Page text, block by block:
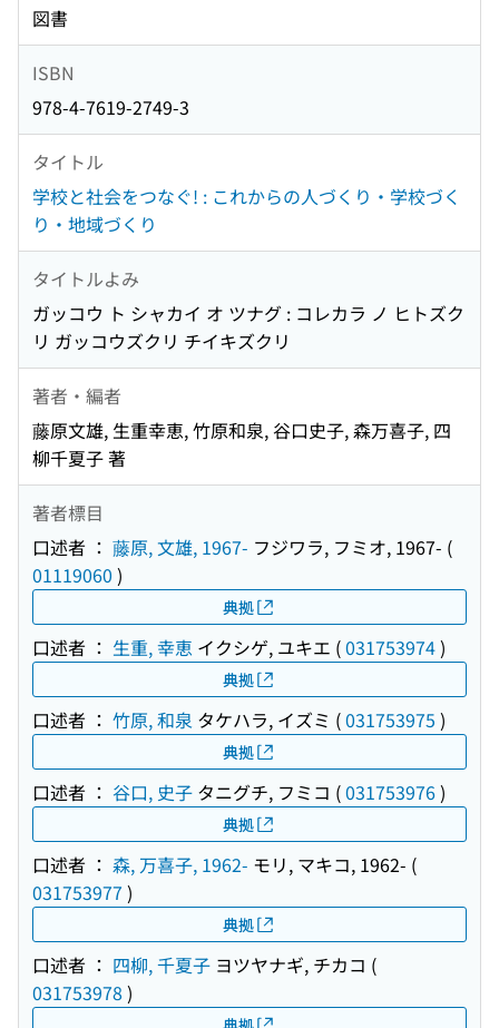
図書
ISBN
978-4-7619-2749-3
タイトル
学校と社会をつなぐ! : これからの人づくり・学校づく
り・地域づくり
タイトルよみ
ガッコウ ト シャカイ オ ツナグ : コレカラ ノ ヒトズク
リ ガッコウズクリ チイキズクリ
著者・編者
藤原文雄, 生重幸恵, 竹原和泉, 谷口史子, 森万喜子, 四
柳千夏子 著
著者標目
口述者 ： 藤原, 文雄, 1967- フジワラ, フミオ, 1967- (
01119060 )
典拠
口述者 ： 生重, 幸恵 イクシゲ, ユキエ (031753974)
典拠
口述者 ： 竹原, 和泉 タケハラ, イズミ (031753975 )
典拠
口述者 ： 谷口, 史子 タニグチ, フミコ (031753976)
典拠
口述者 ： 森, 万喜子, 1962- モリ, マキコ, 1962- (
031753977 )
典拠
口述者 ： 四柳, 千夏子 ヨツヤナギ, チカコ (
031753978 )